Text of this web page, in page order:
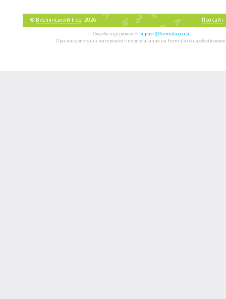
© Виспянський Ігор, 2026 Про сайт
Служба підтримки — support@formula.co.ua
При використанні матеріалів гіперпосилання на Formula.co.ua обов'язкове.